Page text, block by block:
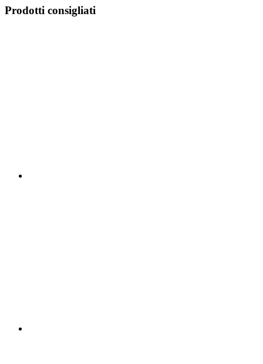
Prodotti consigliati